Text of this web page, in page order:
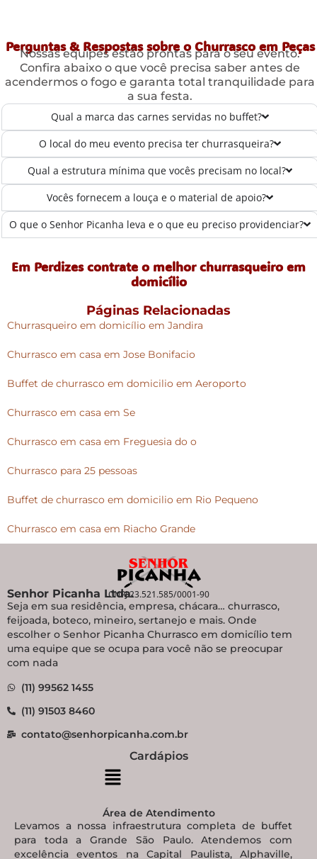
Perguntas & Respostas sobre o Churrasco em Peças
Nossas equipes estão prontas para o seu evento.
Confira abaixo o que você precisa saber antes de
acendermos o fogo e garanta total tranquilidade para
a sua festa.
Qual a marca das carnes servidas no buffet?
O local do meu evento precisa ter churrasqueira?
Qual a estrutura mínima que vocês precisam no local?
Vocês fornecem a louça e o material de apoio?
O que o Senhor Picanha leva e o que eu preciso providenciar?
Em Perdizes contrate o melhor churrasqueiro em
domicílio
Páginas Relacionadas
Churrasqueiro em domicílio em Jandira
Churrasco em casa em Jose Bonifacio
Buffet de churrasco em domicilio em Aeroporto
Churrasco em casa em Se
Churrasco em casa em Freguesia do o
Churrasco para 25 pessoas
Buffet de churrasco em domicilio em Rio Pequeno
Churrasco em casa em Riacho Grande
Senhor Picanha Ltda.CNPJ 23.521.585/0001-90
Seja em sua residência, empresa, chácara… churrasco,
feijoada, boteco, mineiro, sertanejo e mais. Onde
escolher o Senhor Picanha Churrasco em domicílio tem
uma equipe que se ocupa para você não se preocupar
com nada
(11) 99562 1455
(11) 91503 8460
contato@senhorpicanha.com.br
Cardápios
Área de Atendimento
Levamos a nossa infraestrutura completa de buffet
para toda a Grande São Paulo. Atendemos com
excelência eventos na Capital Paulista, Alphaville,